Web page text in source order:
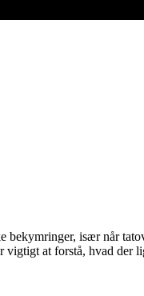
især når
vigtigt at forstå, hvad der